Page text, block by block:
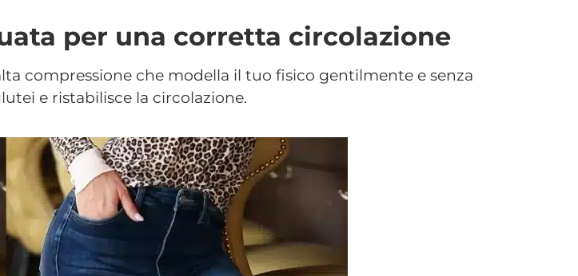
per una corretta circolazione
compressione che modella il tuo fisico gentilmente e senza
e ristabilisce la circolazione.